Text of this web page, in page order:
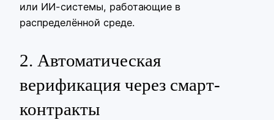
или ИИ-системы, работающие в
распределённой среде.
2. Автоматическая
верификация через смарт-
контракты